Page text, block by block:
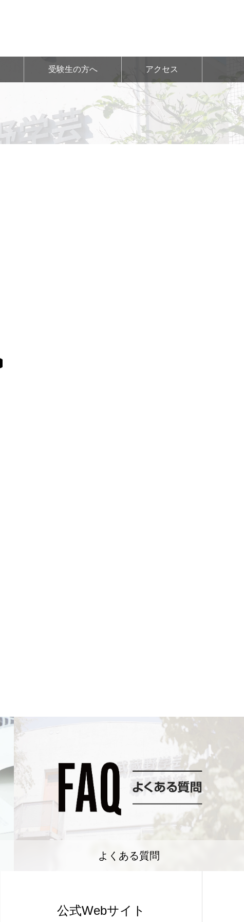
受験生の方へ アクセス
よくある質問
公式Webサイト